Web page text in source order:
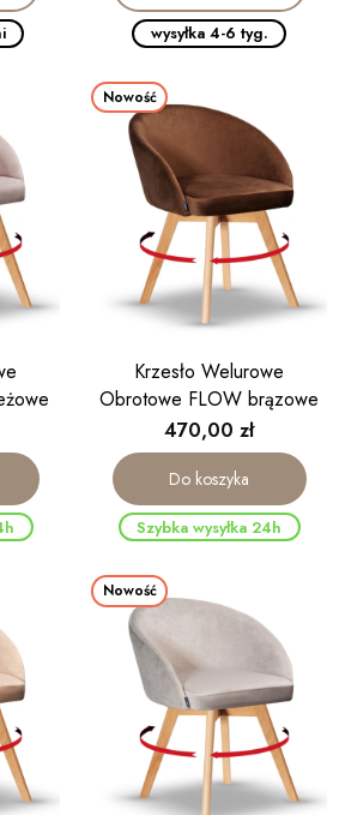
wysyłka 4-6 tyg.
dąb
Nowość
Krzesło Welurowe
Obrotowe FLOW brązowe
noga drewniana kolor dąb
Cena
470,00 zł
Do koszyka
Szybka wysyłka 24h
Nowość